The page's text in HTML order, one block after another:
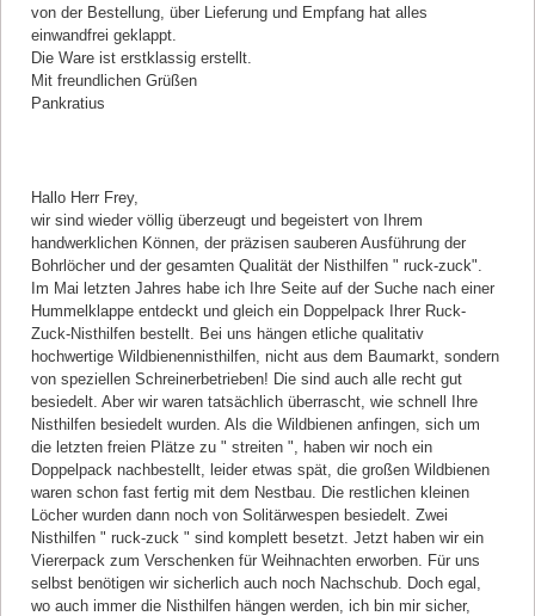
von der Bestellung, über Lieferung und Empfang hat alles
einwandfrei geklappt.
Die Ware ist erstklassig erstellt.
Mit freundlichen Grüßen
Pankratius
Hallo Herr Frey,
wir sind wieder völlig überzeugt und begeistert von Ihrem
handwerklichen Können, der präzisen sauberen Ausführung der
Bohrlöcher und der gesamten Qualität der Nisthilfen " ruck-zuck".
Im Mai letzten Jahres habe ich Ihre Seite auf der Suche nach einer
Hummelklappe entdeckt und gleich ein Doppelpack Ihrer Ruck-
Zuck-Nisthilfen bestellt. Bei uns hängen etliche qualitativ
hochwertige Wildbienennisthilfen, nicht aus dem Baumarkt, sondern
von speziellen Schreinerbetrieben! Die sind auch alle recht gut
besiedelt. Aber wir waren tatsächlich überrascht, wie schnell Ihre
Nisthilfen besiedelt wurden. Als die Wildbienen anfingen, sich um
die letzten freien Plätze zu " streiten ", haben wir noch ein
Doppelpack nachbestellt, leider etwas spät, die großen Wildbienen
waren schon fast fertig mit dem Nestbau. Die restlichen kleinen
Löcher wurden dann noch von Solitärwespen besiedelt. Zwei
Nisthilfen " ruck-zuck " sind komplett besetzt. Jetzt haben wir ein
Viererpack zum Verschenken für Weihnachten erworben. Für uns
selbst benötigen wir sicherlich auch noch Nachschub. Doch egal,
wo auch immer die Nisthilfen hängen werden, ich bin mir sicher,